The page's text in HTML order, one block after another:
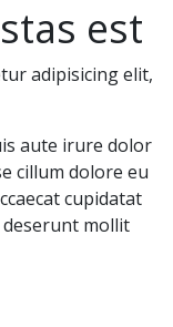
est
adipisicing elit,
aute irure dolor
cillum dolore eu
cupidatat
mollit
feugia
tenderloin